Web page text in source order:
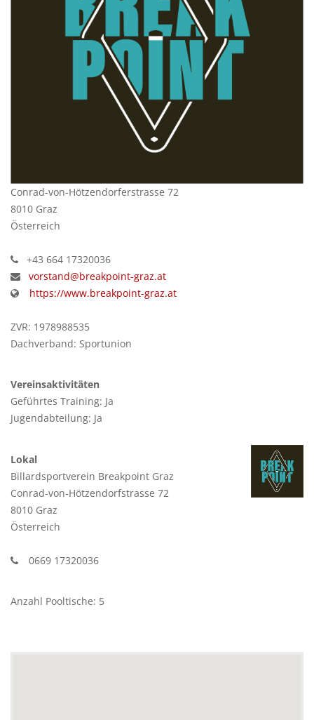
Conrad-von-Hötzendorferstrasse 72
8010 Graz
Österreich
+43 664 17320036
vorstand@breakpoint-graz.at
https://www.breakpoint-graz.at
ZVR: 1978988535
Dachverband: Sportunion
Vereinsaktivitäten
Geführtes Training: Ja
Jugendabteilung: Ja
Lokal
Billardsportverein Breakpoint Graz
Conrad-von-Hötzendorfstrasse 72
8010 Graz
Österreich
0669 17320036
Anzahl Pooltische: 5